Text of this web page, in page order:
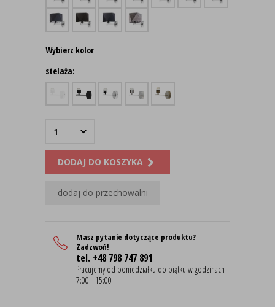
Wybierz kolor
stelaża:
DODAJ DO KOSZYKA
dodaj do przechowalni
Masz pytanie dotyczące produktu?
Zadzwoń!
tel. +48 798 747 891
Pracujemy od poniedziałku do piątku w godzinach
7:00 - 15:00